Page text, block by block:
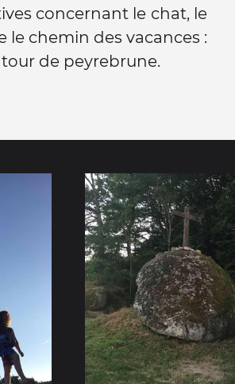
concernant le chat, le
le chemin des vacances :
de peyrebrune.